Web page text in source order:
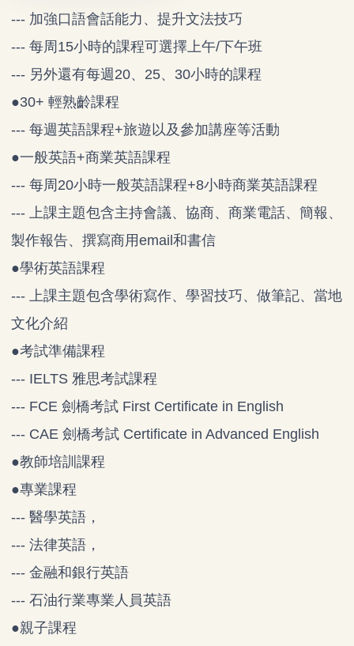
--- 加強口語會話能力、提升文法技巧
--- 每周15小時的課程可選擇上午/下午班
--- 另外還有每週20、25、30小時的課程
●30+ 輕熟齡課程
--- 每週英語課程+旅遊以及參加講座等活動
●一般英語+商業英語課程
--- 每周20小時一般英語課程+8小時商業英語課程
--- 上課主題包含主持會議、協商、商業電話、簡報、
製作報告、撰寫商用email和書信
●學術英語課程
--- 上課主題包含學術寫作、學習技巧、做筆記、當地
文化介紹
●考試準備課程
--- IELTS 雅思考試課程
--- FCE 劍橋考試 First Certificate in English
--- CAE 劍橋考試 Certificate in Advanced English
●教師培訓課程
●專業課程
--- 醫學英語，
--- 法律英語，
--- 金融和銀行英語
--- 石油行業專業人員英語
●親子課程